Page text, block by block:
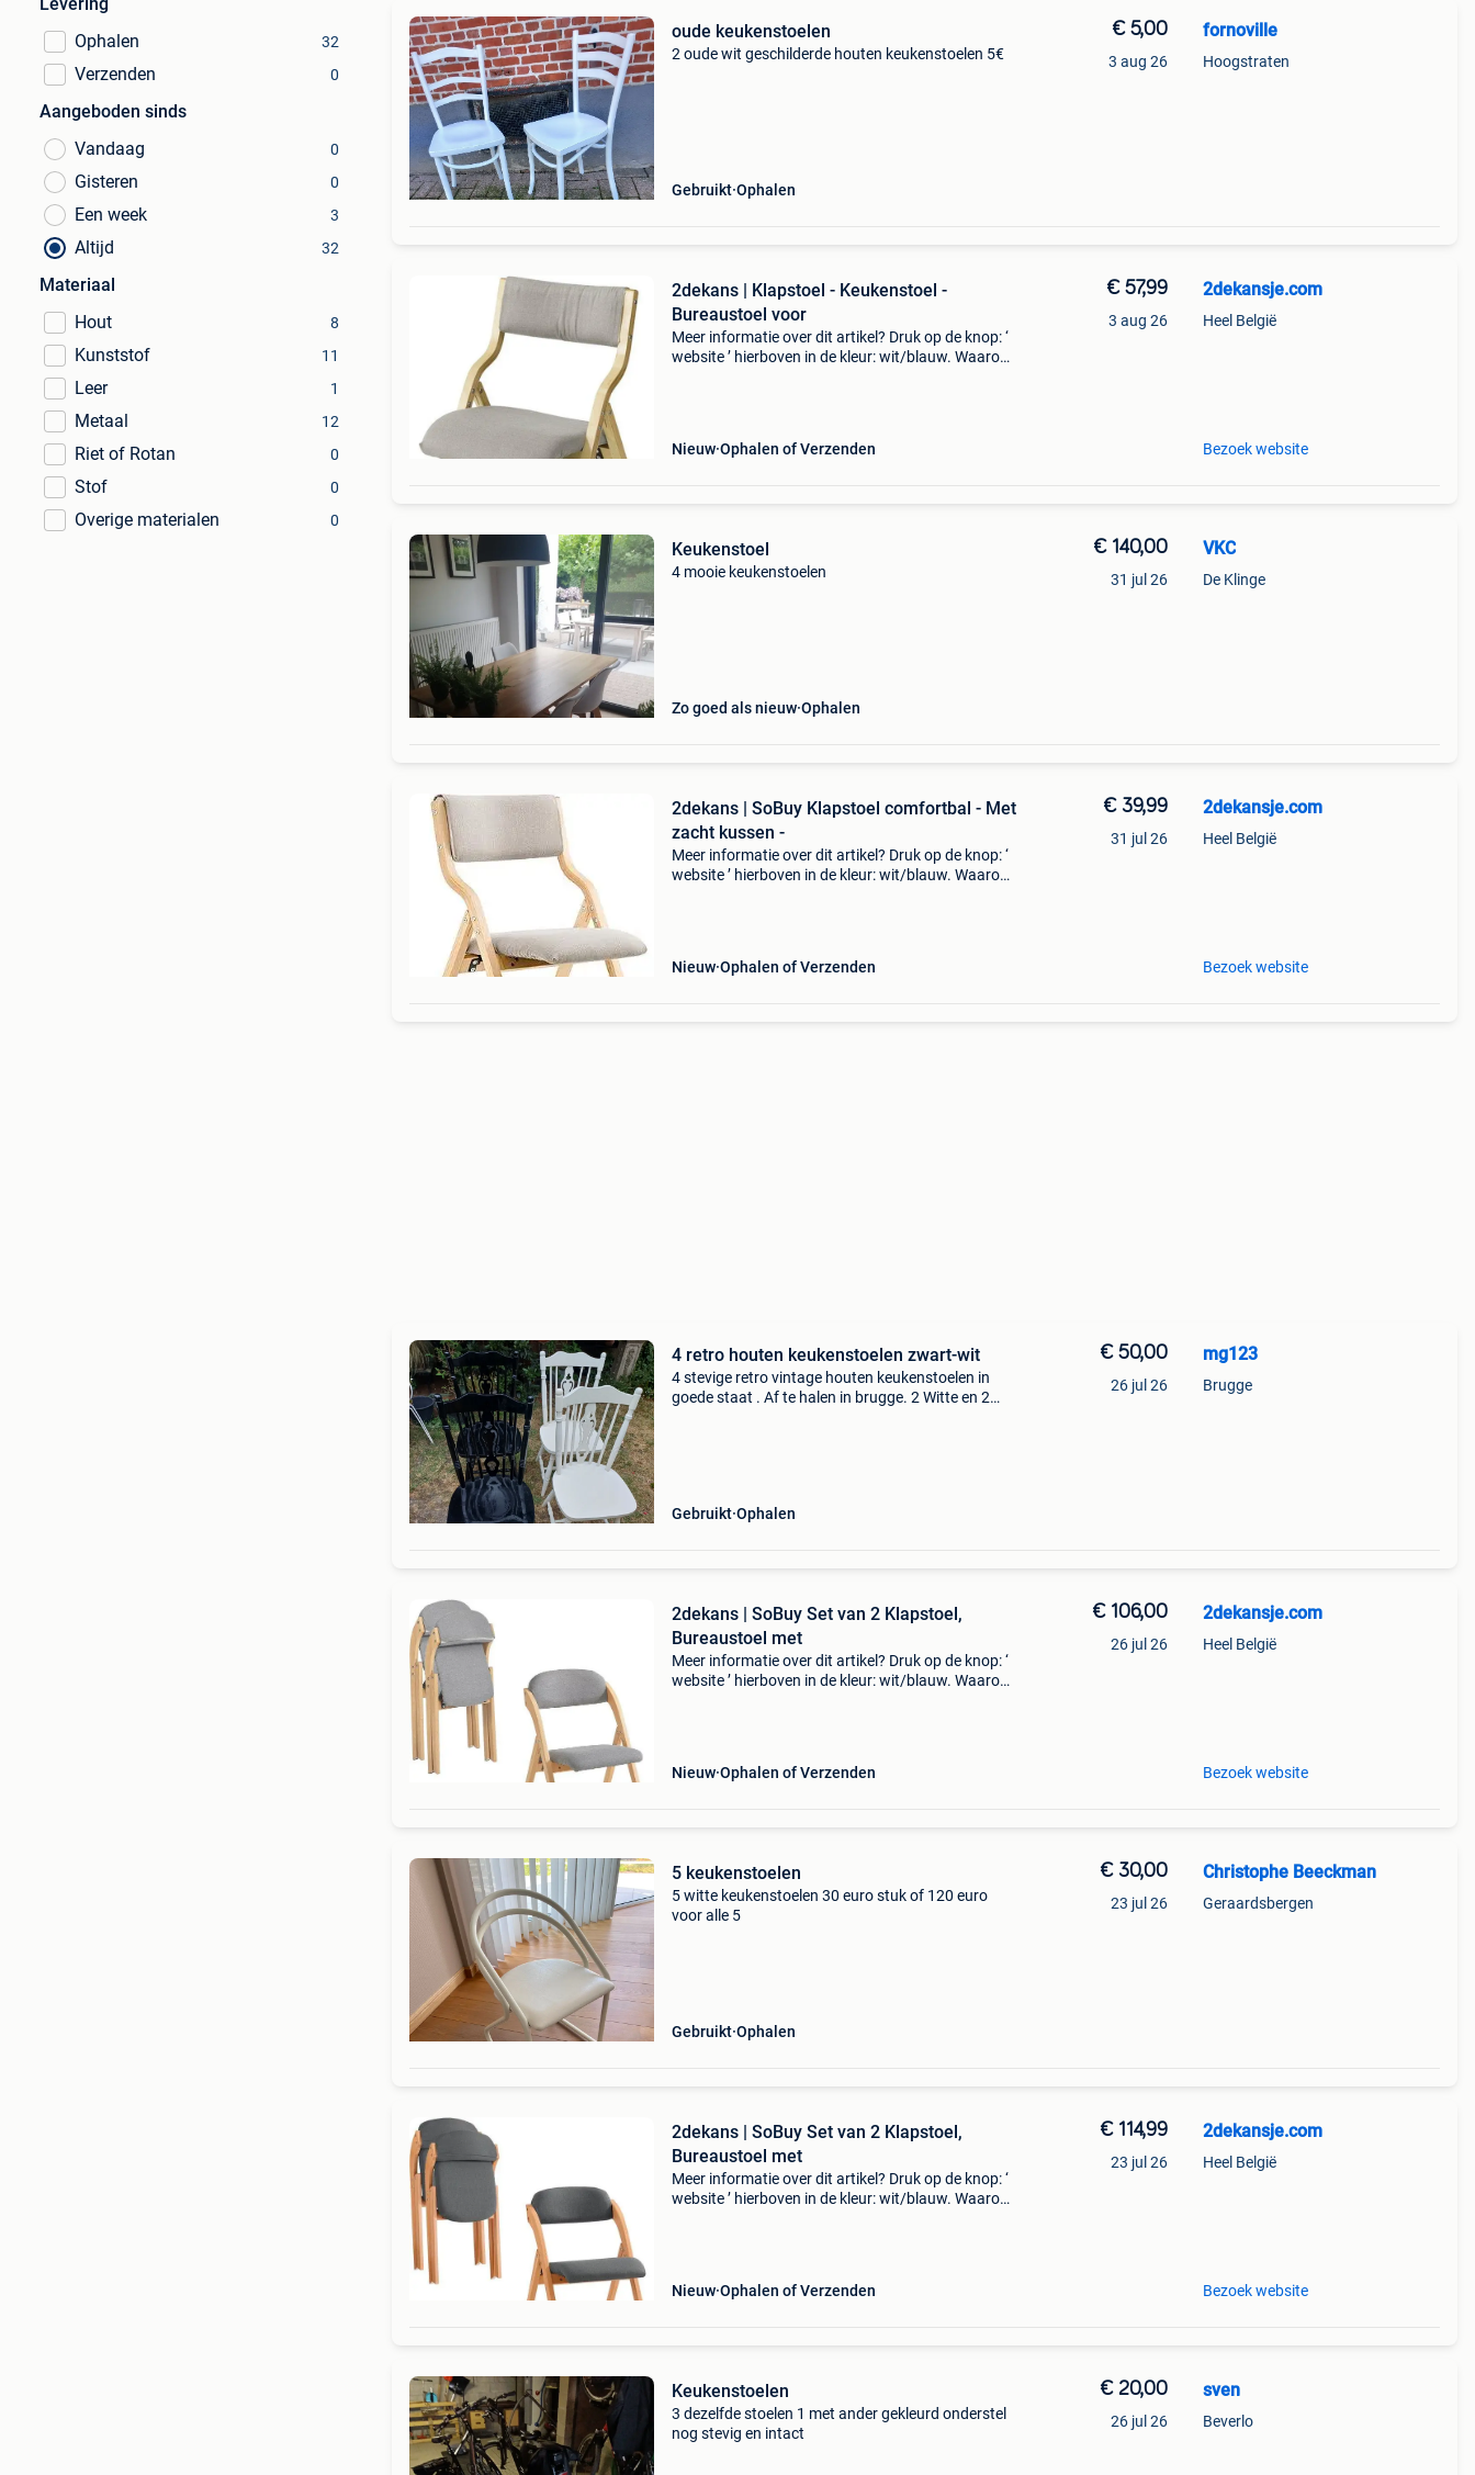
Ophalen
32
Verzenden 0
Aangeboden sinds
Vandaag
0
Gisteren 0
Een week 3
Altijd 32
Materiaal
Hout
8
Kunststof 11
Leer 1
Metaal 12
Riet of Rotan 0
Stof 0
Overige materialen 0
oude keukenstoelen
2 oude wit geschilderde houten keukenstoelen 5€
Gebruikt Ophalen
€ 5,00
3 aug 26
fornoville
Hoogstraten
2dekans | Klapstoel - Keukenstoel -
Bureaustoel voor
Meer informatie over dit artikel? Druk op de knop: ‘
website ’ hierboven in de kleur: wit/blauw. Waarom
Nieuw Ophalen of Verzenden
€ 57,99
3 aug 26
2dekansje.com
Heel België
Bezoek website
Keukenstoel
4 mooie keukenstoelen
Zo goed als nieuw Ophalen
€ 140,00
31 jul 26
VKC
De Klinge
2dekans | SoBuy Klapstoel comfortbal - Met
zacht kussen -
Meer informatie over dit artikel? Druk op de knop: ‘
website ’ hierboven in de kleur: wit/blauw. Waarom
Nieuw Ophalen of Verzenden
€ 39,99
31 jul 26
2dekansje.com
Heel België
Bezoek website
4 retro houten keukenstoelen zwart-wit
4 stevige retro vintage houten keukenstoelen in
goede staat . Af te halen in brugge. 2 Witte en 2
Gebruikt Ophalen
€ 50,00
26 jul 26
mg123
Brugge
2dekans | SoBuy Set van 2 Klapstoel,
Bureaustoel met
Meer informatie over dit artikel? Druk op de knop: ‘
website ’ hierboven in de kleur: wit/blauw. Waarom
Nieuw Ophalen of Verzenden
€ 106,00
26 jul 26
2dekansje.com
Heel België
Bezoek website
5 keukenstoelen
5 witte keukenstoelen 30 euro stuk of 120 euro
voor alle 5
Gebruikt Ophalen
€ 30,00
23 jul 26
Christophe Beeckman
Geraardsbergen
2dekans | SoBuy Set van 2 Klapstoel,
Bureaustoel met
Meer informatie over dit artikel? Druk op de knop: ‘
website ’ hierboven in de kleur: wit/blauw. Waarom
Nieuw Ophalen of Verzenden
€ 114,99
23 jul 26
2dekansje.com
Heel België
Bezoek website
Keukenstoelen
3 dezelfde stoelen 1 met ander gekleurd onderstel
nog stevig en intact
€ 20,00
26 jul 26
sven
Beverlo